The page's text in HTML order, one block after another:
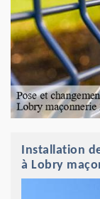
Installation
à Lobry